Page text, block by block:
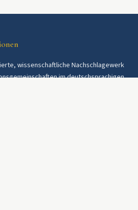
wissenschaftliche Nachschlagewerk
im deutschsprachigen